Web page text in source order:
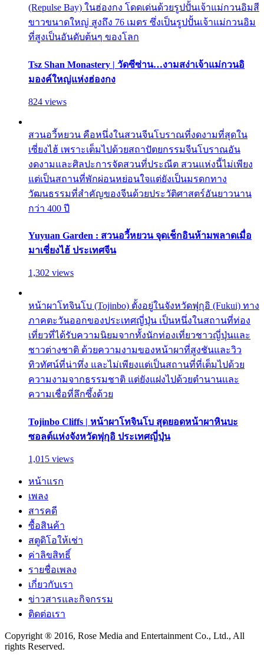
(Repulse Bay) ในฮ่องกง โดดเด่นด้วยรูปปั้นเจ้าแม่กวนอิมสี
ขาวขนาดใหญ่ สูงถึง 76 เมตร ซึ่งเป็นรูปปั้นเจ้าแม่กวนอิม
ที่สูงเป็นอันดับต้นๆ ของโลก
Tsz Shan Monastery | วัดซีซ่าน…งามสง่าเจ้าแม่กวนอิ
มองค์ใหญ่แห่งฮ่องกง
824 views
สวนอวี้หยวน คือหนึ่งในสวนจีนโบราณที่งดงามที่สุดใน
เซี่ยงไฮ้ เพราะเต็มไปด้วยสถาปัตยกรรมจีนโบราณอัน
งดงามและศิลปะการจัดสวนที่ประณีต สวนแห่งนี้ไม่เพียง
แต่เป็นสถานที่พักผ่อนหย่อนใจแต่ยังเป็นมรดกทาง
วัฒนธรรมที่สำคัญของจีนด้วยประวัติศาสตร์อันยาวนาน
กว่า 400 ปี
Yuyuan Garden : สวนอวี้หยวน จุดเช็กอินห้ามพลาดเมื่อ
มาเซี่ยงไฮ้ ประเทศจีน
1,302 views
หน้าผาโทจินโบ (Tojinbo) ตั้งอยู่ในจังหวัดฟุกุอิ (Fukui) ทาง
ภาคตะวันออกของประเทศญี่ปุ่น เป็นหนึ่งในสถานที่ท่อง
เที่ยวที่ได้รับความนิยมจากทั้งนักท่องเที่ยวชาวญี่ปุ่นและ
ชาวต่างชาติ ด้วยความงามของหน้าผาที่สูงชันและวิว
ทิวทัศน์ที่น่าทึ่ง และไม่เพียงแต่เป็นสถานที่ที่เต็มไปด้วย
ความงามจากธรรมชาติ แต่ยังแฝงไปด้วยตำนานและ
ความเชื่อที่ลึกซึ้งด้วย
Tojinbo Cliffs | หน้าผาโทจินโบ สุดยอดหน้าผาหินบะ
ซอลต์แห่งจังหวัดฟุกุอิ ประเทศญี่ปุ่น
1,015 views
หน้าแรก
เพลง
สารคดี
ซื้อสินค้า
สตูดิโอให้เช่า
ค่าลิขสิทธิ์
รายชื่อเพลง
เกี่ยวกับเรา
ข่าวสารและกิจกรรม
ติดต่อเรา
Copyright ® 2016, Rose Media and Entertainment Co., Ltd., All
rights Reserved.